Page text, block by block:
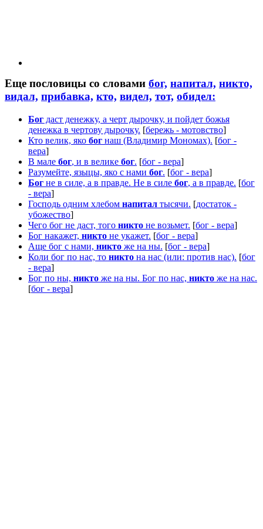
Еще пословицы со словами бог, напитал, никто,
видал, прибавка, кто, видел, тот, обидел:
Бог даст денежку, а черт дырочку, и пойдет божья
денежка в чертову дырочку. [бережь - мотовство]
Кто велик, яко бог наш (Владимир Мономах). [бог -
вера]
В мале бог, и в велике бог. [бог - вера]
Разумейте, языцы, яко с нами бог. [бог - вера]
Бог не в силе, а в правде. Не в силе бог, а в правде. [бог
- вера]
Господь одним хлебом напитал тысячи. [достаток -
убожество]
Чего бог не даст, того никто не возьмет. [бог - вера]
Бог накажет, никто не укажет. [бог - вера]
Аще бог с нами, никто же на ны. [бог - вера]
Коли бог по нас, то никто на нас (или: против нас). [бог
- вера]
Бог по ны, никто же на ны. Бог по нас, никто же на нас.
[бог - вера]